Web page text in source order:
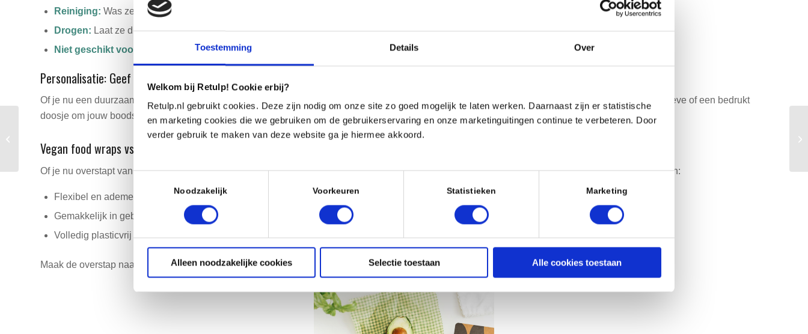
Toestemming Details Over
Welkom bij Retulp! Cookie erbij?
Retulp.nl gebruikt cookies. Deze zijn nodig om onze site zo goed mogelijk te laten werken. Daarnaast zijn er statistische
en marketing cookies die we gebruiken om de gebruikerservaring en onze marketinguitingen continue te verbeteren. Door
verder gebruik te maken van deze website ga je hiermee akkoord.
Noodzakelijk Voorkeuren Statistieken Marketing
Alleen noodzakelijke cookies Selectie toestaan Alle cookies toestaan
Reiniging: Was ze met koud of lauw water en mild afwasmiddel. Gebruik geen heet water om de waslaag te beschermen.
Drogen: Laat ze drogen in de lucht en bewaar ze op een koele, donkere plek.
Niet geschikt voor:
Rauw vlees of vis.
Personalisatie: Geef je food wraps een unieke touch
Of je nu een duurzaam cadeau zoekt of je bedrijf wilt promoten, onze vegan food wraps kunnen worden gepersonaliseerd. Kies voor een stijlvolle sleeve of een bedrukt
doosje om jouw boodschap over duurzaamheid te delen met de wereld. Perfect als relatiegeschenk of promotie-item!
Vegan food wraps vs. bijenwasdoeken: een bewuste keuze
Of je nu overstapt van bee’s wraps of gewoon op zoek bent naar een milieuvriendelijke verpakking, onze vegan food wraps bieden dezelfde voordelen:
Flexibel en ademend, waardoor voedsel langer vers blijft.
Gemakkelijk in gebruik en onderhoud.
Volledig plasticvrij en geschikt voor een groene levensstijl.
Maak de overstap naar vegan food wraps en draag bij aan een plasticvrije en diervriendelijke toekomst.
en lokaal met Retulp